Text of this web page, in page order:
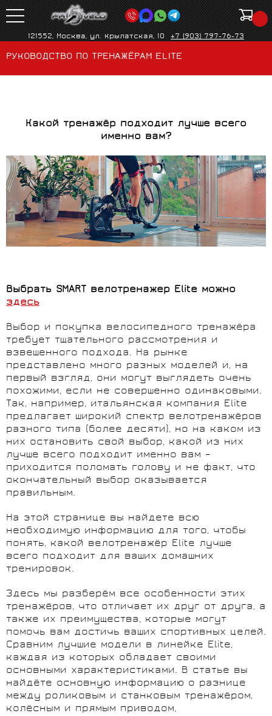
121552, Москва, ул. Крылатская, 10 +7 (903) 797-76-73
РУКОВОДСТВО ПО ТРЕНАЖЁРАМ ELITE
Какой тренажёр подходит лучше всего
именно вам?
Выбрать SMART велотренажер Elite можно
здесь
Выбор и покупка велосипедного тренажёра
требует тщательного рассмотрения и
взвешенного подхода. На рынке
представлено много разных моделей и, на
первый взгляд, они могут выглядеть очень
похожими, если не совершенно одинаковыми.
Так, например, итальянская компания Elite
предлагает широкий спектр велотренажёров
разного типа (более десяти), но на каком из
них остановить свой выбор, какой из них
лучше всего подходит именно вам –
приходится поломать голову и не факт, что
окончательный выбор оказывается
правильным.
На этой странице вы найдете всю
необходимую информацию для того, чтобы
понять, какой велотренажёр Elite лучше
всего подходит для ваших домашних
тренировок.
Здесь мы разберём все особенности этих
тренажёров, что отличает их друг от друга, а
также их преимущества, которые могут
помочь вам достичь ваших спортивных целей.
Сравним лучшие модели в линейке Elite,
каждая из которых обладает своими
основными характеристиками. В статье вы
найдёте основную информацию о разнице
между роликовым и станковым тренажёром,
колёсным и прямым приводом,